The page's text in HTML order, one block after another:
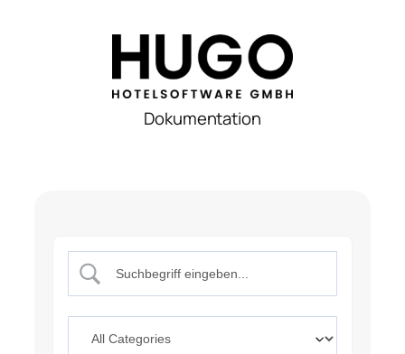
Dokumentation